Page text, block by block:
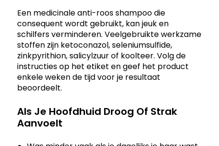
Een medicinale anti-roos shampoo die
consequent wordt gebruikt, kan jeuk en
schilfers verminderen. Veelgebruikte werkzame
stoffen zijn ketoconazol, seleniumsulfide,
zinkpyrithion, salicylzuur of koolteer. Volg de
instructies op het etiket en geef het product
enkele weken de tijd voor je resultaat
beoordeelt.
Als Je Hoofdhuid Droog Of Strak
Aanvoelt